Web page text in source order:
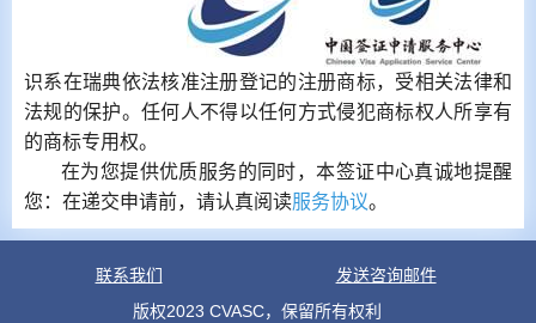
识系在瑞典依法核准注册登记的注册商标，受相关法律和
法规的保护。任何人不得以任何方式侵犯商标权人所享有
的商标专用权。
在为您提供优质服务的同时，本签证中心真诚地提醒
您：在递交申请前，请认真阅读服务协议。
联系我们
发送咨询邮件
版权2023 CVASC，保留所有权利